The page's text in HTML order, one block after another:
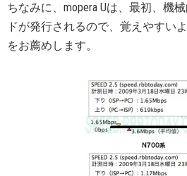
ちなみに、mopera Uは、最初、機
ドが発行されるので、覚えやすい
をお薦めします。